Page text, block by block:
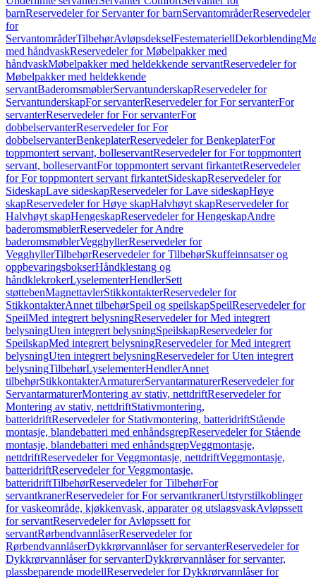
barnReservedeler for Servanter for barnServantområderReservedeler
for
ServantområderTilbehørAvløpsdekselFestemateriellDekorblending
med håndvaskReservedeler for Møbelpakker med
håndvaskMøbelpakker med heldekkende servantReservedeler for
Møbelpakker med heldekkende
servantBaderomsmøblerServantunderskapReservedeler for
ServantunderskapFor servanterReservedeler for For servanterFor
servanterReservedeler for For servanterFor
dobbelservanterReservedeler for For
dobbelservanterBenkeplaterReservedeler for BenkeplaterFor
toppmontert servant, bolleservantReservedeler for For toppmontert
servant, bolleservantFor toppmontert servant firkantetReservedeler
for For toppmontert servant firkantetSideskapReservedeler for
SideskapLave sideskapReservedeler for Lave sideskapHøye
skapReservedeler for Høye skapHalvhøyt skapReservedeler for
Halvhøyt skapHengeskapReservedeler for HengeskapAndre
baderomsmøblerReservedeler for Andre
baderomsmøblerVegghyllerReservedeler for
VegghyllerTilbehørReservedeler for TilbehørSkuffeinnsatser og
oppbevaringsbokserHåndklestang og
håndklekrokerLyselementerHendlerSett
støttebenMagnettavlerStikkontakterReservedeler for
StikkontakterAnnet tilbehørSpeil og speilskapSpeilReservedeler for
SpeilMed integrert belysningReservedeler for Med integrert
belysningUten integrert belysningSpeilskapReservedeler for
SpeilskapMed integrert belysningReservedeler for Med integrert
belysningUten integrert belysningReservedeler for Uten integrert
belysningTilbehørLyselementerHendlerAnnet
tilbehørStikkontakterArmaturerServantarmaturerReservedeler for
ServantarmaturerMontering av stativ, nettdriftReservedeler for
Montering av stativ, nettdriftStativmontering,
batteridriftReservedeler for Stativmontering, batteridriftStående
montasje, blandebatteri med enhåndsgrepReservedeler for Stående
montasje, blandebatteri med enhåndsgrepVeggmontasje,
nettdriftReservedeler for Veggmontasje, nettdriftVeggmontasje,
batteridriftReservedeler for Veggmontasje,
batteridriftTilbehørReservedeler for TilbehørFor
servantkranerReservedeler for For servantkranerUtstyrstilkoblinger
for vaskeområde, kjøkkenvask, apparater og utslagsvaskAvløpssett
for servantReservedeler for Avløpssett for
servantRørbendvannlåserReservedeler for
RørbendvannlåserDykkrørvannlåser for servanterReservedeler for
Dykkrørvannlåser for servanterDykkrørvannlåser for servanter,
plassbeparende modellReservedeler for Dykkrørvannlåser for